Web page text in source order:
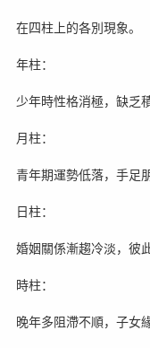
在四柱上的各別現象。
年柱：
少年時性格消極，缺乏
月柱：
青年期運勢低落，手足
日柱：
婚姻關係漸趨冷淡，彼
時柱：
晚年多阻滯不順，子女